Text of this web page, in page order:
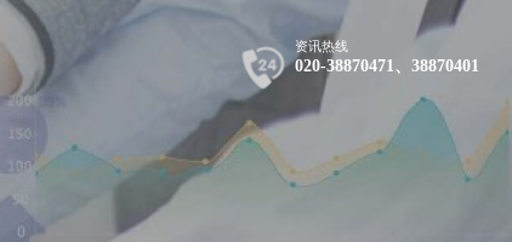
资讯热线
020-38870471、38870401